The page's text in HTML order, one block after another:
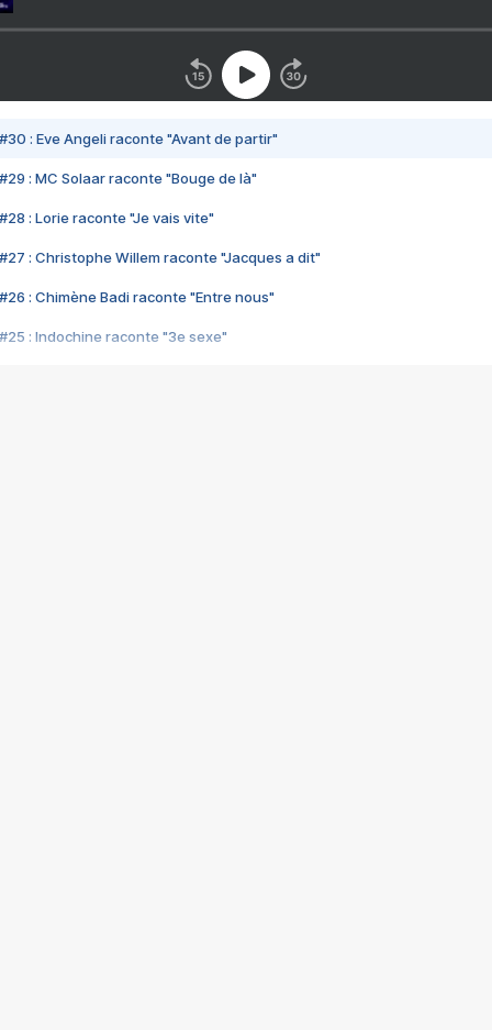
#30 : Eve Angeli raconte "Avant de partir"
#29 : MC Solaar raconte "Bouge de là"
#28 : Lorie raconte "Je vais vite"
#27 : Christophe Willem raconte "Jacques a dit"
#26 : Chimène Badi raconte "Entre nous"
#25 : Indochine raconte "3e sexe"